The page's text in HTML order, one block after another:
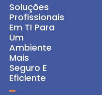
Soluções
Profissionais
Em TI Para
Um
Ambiente
Mais
Seguro E
Eficiente